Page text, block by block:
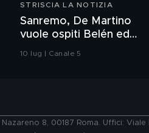
STRISCIA LA NOTIZIA
Sanremo, De Martino
vuole ospiti Belén ed
Emma: il curioso triangolo
10 lug | Canale 5
8, 00187 Roma. Uffici: